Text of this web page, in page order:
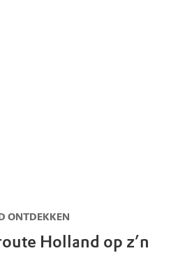
ONTDEKKEN
Holland op z’n